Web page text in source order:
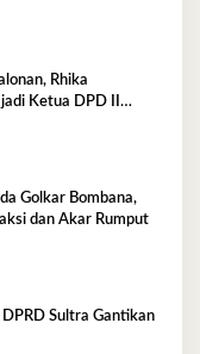
Rhika
Ketua DPD II
Golkar Bombana,
dan Akar Rumput
Sultra Gantikan